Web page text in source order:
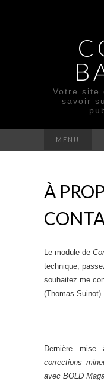
Votre site
savoir
MENU
À
Le module de
technique,
souhaitez me
(Thomas Suinot)
Dernière
corrections
avec BOLD